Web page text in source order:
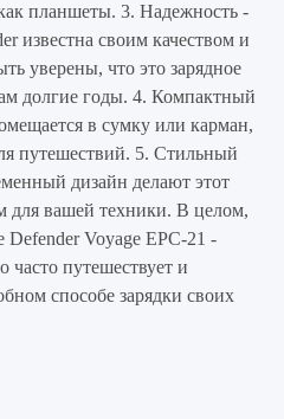
планшеты. 3. Надежность -
известна своим качеством и
уверены, что это зарядное
долгие годы. 4. Компактный
в сумку или карман,
путешествий. 5. Стильный
дизайн делают этот
для вашей техники. В целом,
Defender Voyage EPC-21 -
часто путешествует и
способе зарядки своих